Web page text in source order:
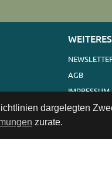
dargelegten
zurate.
WEITERES
AGB
IMPRESSUM
VERSAND
LINKS